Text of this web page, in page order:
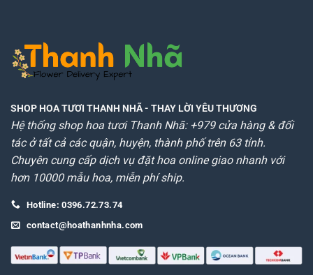
SHOP HOA TƯƠI THANH NHÃ- THAY LỜI YÊU THƯƠNG
Hệ thống shop hoa tươi Thanh Nhã: +979 cửa hàng & đối
tác ở tất cả các quận, huyện, thành phố trên 63 tỉnh.
Chuyên cung cấp dịch vụ đặt hoa online giao nhanh với
hơn 10000 mẫu hoa, miễn phí ship.
Hotline: 0396.72.73.74
contact@hoathanhnha.com